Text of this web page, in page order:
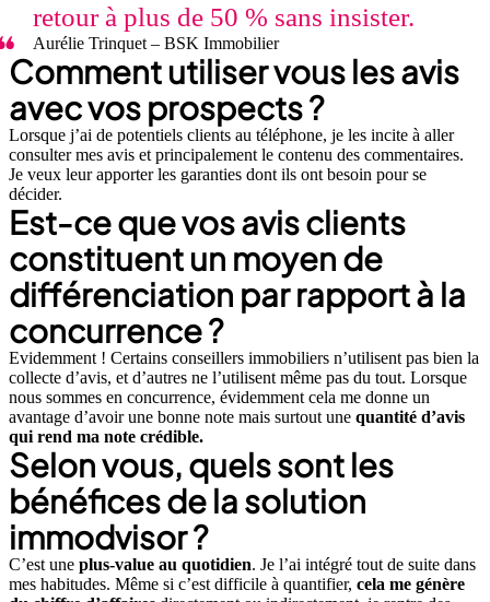
retour à plus de 50 % sans insister.
Aurélie Trinquet – BSK Immobilier
Comment utiliser vous les avis
avec vos prospects ?
Lorsque j’ai de potentiels clients au téléphone, je les incite à aller
consulter mes avis et principalement le contenu des commentaires.
Je veux leur apporter les garanties dont ils ont besoin pour se
décider.
Est-ce que vos avis clients
constituent un moyen de
différenciation par rapport à la
concurrence ?
Evidemment ! Certains conseillers immobiliers n’utilisent pas bien la
collecte d’avis, et d’autres ne l’utilisent même pas du tout. Lorsque
nous sommes en concurrence, évidemment cela me donne un
avantage d’avoir une bonne note mais surtout une quantité d’avis
qui rend ma note crédible.
Selon vous, quels sont les
bénéfices de la solution
immodvisor ?
C’est une plus-value au quotidien. Je l’ai intégré tout de suite dans
mes habitudes. Même si c’est difficile à quantifier, cela me génère